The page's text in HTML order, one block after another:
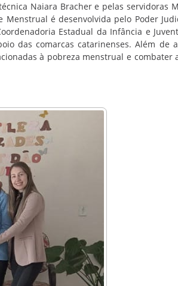
Naiara Bracher e pelas servidoras
é desenvolvida pelo Poder
Estadual da Infância e
das comarcas catarinenses. Além de
à pobreza menstrual e combater